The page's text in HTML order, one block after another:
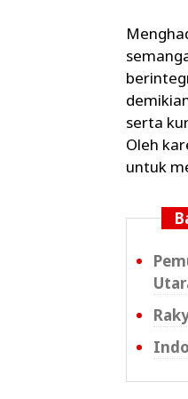
serta
Oleh
untuk